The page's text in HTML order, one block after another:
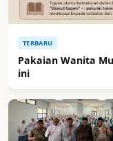
TERBARU
Pakaian Wanita
ini